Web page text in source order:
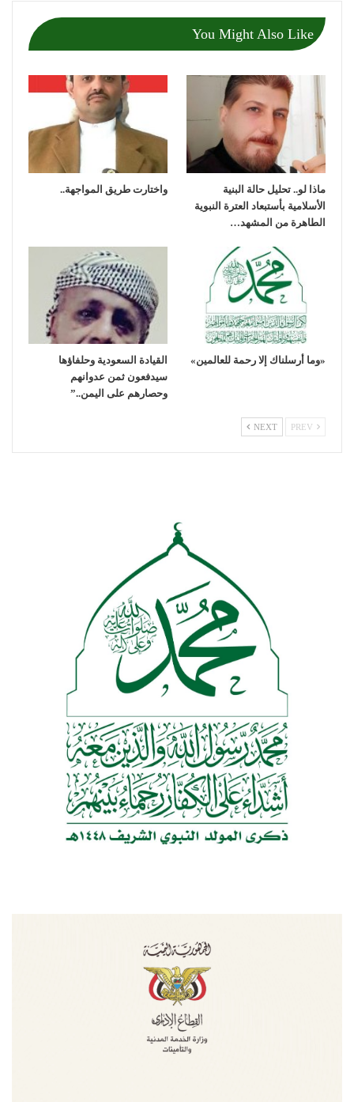
You Might Also Like
ماذا لو.. تحليل حالة البنية
الأسلامية بأستبعاد العترة النبوية
الطاهرة من المشهد…
واختارت طريق المواجهة..
«وما أرسلناك إلا رحمة للعالمين»
القيادة السعودية وحلفاؤها
سيدفعون ثمن عدوانهم
وحصارهم على اليمن..”
NEXT